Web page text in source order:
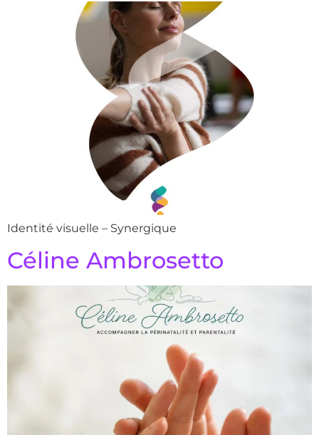
Identité visuelle – Synergique
Céline Ambrosetto